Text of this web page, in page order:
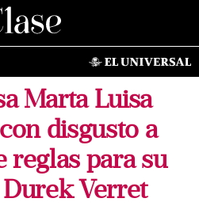
Marta Luisa
disgusto a
reglas para su
Verret